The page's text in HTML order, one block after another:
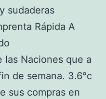
las Naciones que a
de semana. 3.6°c
sus compras en